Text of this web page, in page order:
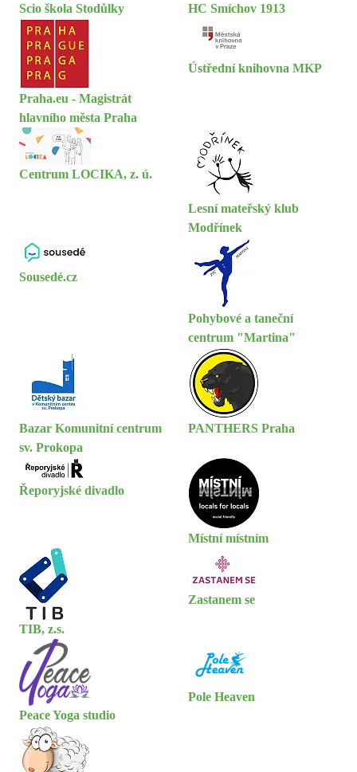
Scio škola Stodůlky HC Smíchov 1913
Praha.eu - Magistrát
hlavního města Praha
Ústřední knihovna MKP
Centrum LOCIKA, z. ú.
Lesní mateřský klub
Modřínek
Sousedé.cz
Pohybové a taneční
centrum "Martina"
Bazar Komunitní centrum
sv. Prokopa
PANTHERS Praha
Řeporyjské divadlo
Místní místním
TIB, z.s.
Zastanem se
Peace Yoga studio
Pole Heaven